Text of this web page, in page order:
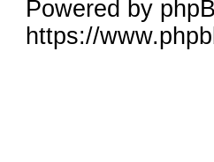
Powered by
https://